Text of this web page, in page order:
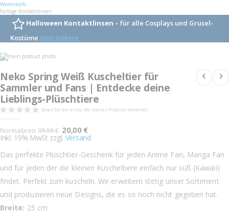
Warenkorb
Farbige Kontaktlinsen
Halloween Kontaktlinsen – für alle Cosplays und Grusel-
Kostüme Jetzt stöbern
Skip
to
end
of
the
images
gallery
the
beginning
of
the
images
gallery
Neko Spring Weiß Kuscheltier für
Sammler und Fans | Entdecke deine
Lieblings-Plüschtiere
Seien Sie der erste, der dieses Produkt bewertet
Normalpreis 39,99 € Sonderangebot
20,00 €
Inkl. 19% MwSt zzgl. Versand
Das perfekte Plüschtier-Geschenk für jeden Anime Fan, Manga Fan
und für jeden der die kleinen Kuscheltiere einfach nur süß (Kawaii)
findet. Perfekt zum kuscheln. Wir erweitern stetig unser Sortiment
und produzieren neue Designs, die es so noch nicht gegeben hat.
Breite: 25 cm